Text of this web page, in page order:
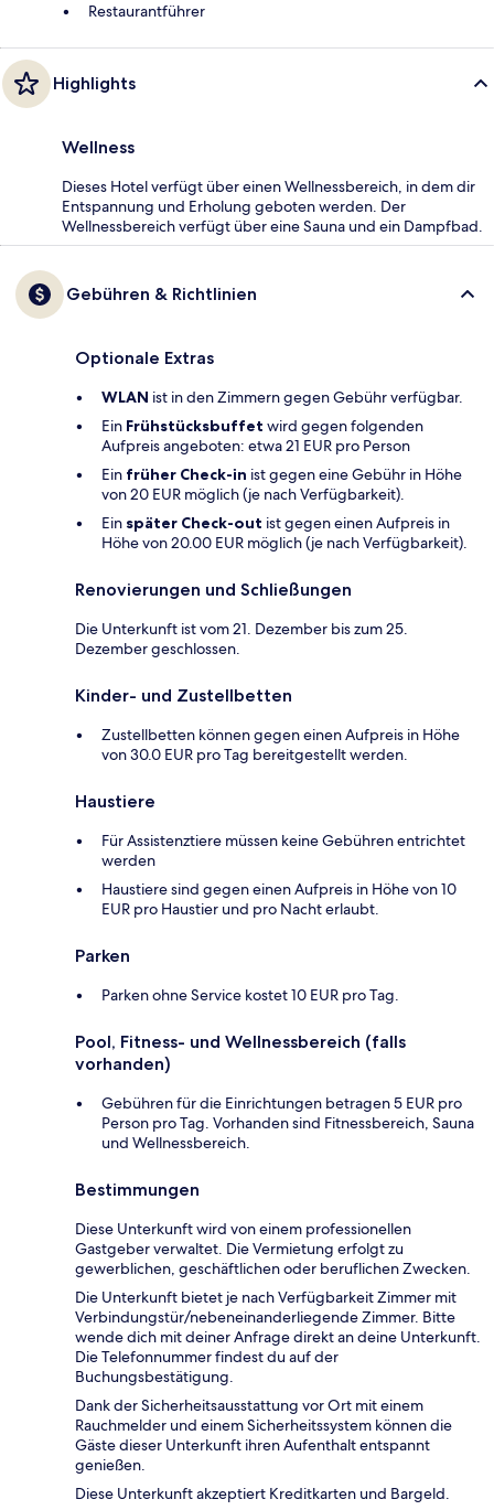
Restaurantführer
Highlights
Wellness
Dieses Hotel verfügt über einen Wellnessbereich, in dem dir
Entspannung und Erholung geboten werden. Der
Wellnessbereich verfügt über eine Sauna und ein Dampfbad.
Gebühren & Richtlinien
Optionale Extras
WLAN ist in den Zimmern gegen Gebühr verfügbar.
Ein Frühstücksbuffet wird gegen folgenden
Aufpreis angeboten: etwa 21 EUR pro Person
Ein früher Check-in ist gegen eine Gebühr in Höhe
von 20 EUR möglich (je nach Verfügbarkeit).
Ein später Check-out ist gegen einen Aufpreis in
Höhe von 20.00 EUR möglich (je nach Verfügbarkeit).
Renovierungen und Schließungen
Die Unterkunft ist vom 21. Dezember bis zum 25.
Dezember geschlossen.
Kinder- und Zustellbetten
Zustellbetten können gegen einen Aufpreis in Höhe
von 30.0 EUR pro Tag bereitgestellt werden.
Haustiere
Für Assistenztiere müssen keine Gebühren entrichtet
werden
Haustiere sind gegen einen Aufpreis in Höhe von 10
EUR pro Haustier und pro Nacht erlaubt.
Parken
Parken ohne Service kostet 10 EUR pro Tag.
Pool, Fitness- und Wellnessbereich (falls
vorhanden)
Gebühren für die Einrichtungen betragen 5 EUR pro
Person pro Tag. Vorhanden sind Fitnessbereich, Sauna
und Wellnessbereich.
Bestimmungen
Diese Unterkunft wird von einem professionellen
Gastgeber verwaltet. Die Vermietung erfolgt zu
gewerblichen, geschäftlichen oder beruflichen Zwecken.
Die Unterkunft bietet je nach Verfügbarkeit Zimmer mit
Verbindungstür/nebeneinanderliegende Zimmer. Bitte
wende dich mit deiner Anfrage direkt an deine Unterkunft.
Die Telefonnummer findest du auf der
Buchungsbestätigung.
Dank der Sicherheitsausstattung vor Ort mit einem
Rauchmelder und einem Sicherheitssystem können die
Gäste dieser Unterkunft ihren Aufenthalt entspannt
genießen.
Diese Unterkunft akzeptiert Kreditkarten und Bargeld.